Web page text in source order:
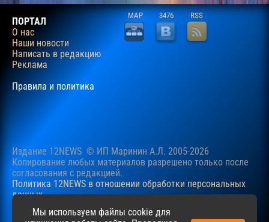
ПОРТАЛ
О нас
Наши новости
Написать в редакцию
Реклама
Правила и политика
MAP 3476 RSS
Издание 12NEWS © ИП Маринин А.Л. 2005-2026
Копирование любых материалов разрешено только после
согласования c редакцией.
Политика 12NEWS в отношении обработки персональных
данных
Наш сайт использует файлы cookie для учучшения
Мы используем файлы cookie для